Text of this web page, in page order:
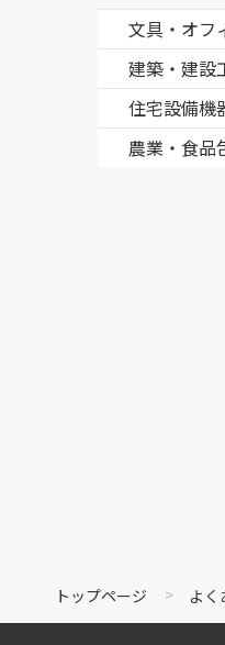
文具・オフ
建築・建設
住宅設備機
農業・食品
トップページ よく